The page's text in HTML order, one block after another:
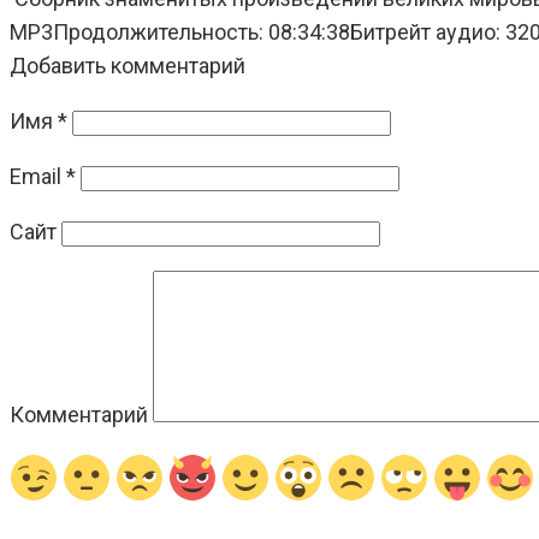
MP3Продолжительность: 08:34:38Битрейт аудио:
Добавить комментарий
Имя *
Email *
Сайт
Комментарий